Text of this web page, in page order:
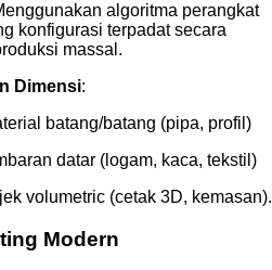
algoritma perangkat
konfigurasi terpadat secara
massal.
Dimensi:
batang/batang (pipa, profil)
datar (logam, kaca, tekstil)
volumetric (cetak 3D, kemasan).
Modern